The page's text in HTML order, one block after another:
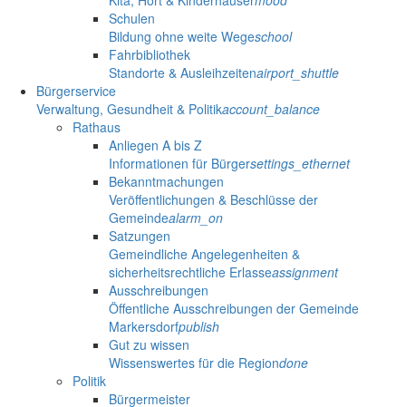
Schulen
Bildung ohne weite Wegeschool
Fahrbibliothek
Standorte & Ausleihzeitenairport_shuttle
Bürgerservice
Verwaltung, Gesundheit & Politikaccount_balance
Rathaus
Anliegen A bis Z
Informationen für Bürgersettings_ethernet
Bekanntmachungen
Veröffentlichungen & Beschlüsse der
Gemeindealarm_on
Satzungen
Gemeindliche Angelegenheiten &
sicherheitsrechtliche Erlasseassignment
Ausschreibungen
Öffentliche Ausschreibungen der Gemeinde
Markersdorfpublish
Gut zu wissen
Wissenswertes für die Regiondone
Politik
Bürgermeister